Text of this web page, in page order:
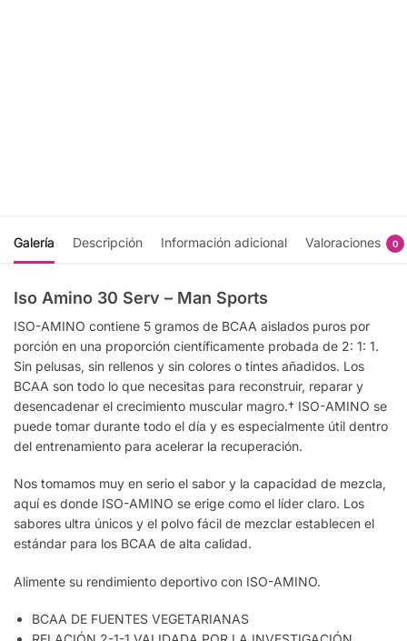
Galería Descripción Información adicional Valoraciones 0
Iso Amino 30 Serv – Man Sports
ISO-AMINO contiene 5 gramos de BCAA aislados puros por
porción en una proporción científicamente probada de 2: 1: 1.
Sin pelusas, sin rellenos y sin colores o tintes añadidos. Los
BCAA son todo lo que necesitas para reconstruir, reparar y
desencadenar el crecimiento muscular magro.† ISO-AMINO se
puede tomar durante todo el día y es especialmente útil dentro
del entrenamiento para acelerar la recuperación.
Nos tomamos muy en serio el sabor y la capacidad de mezcla,
aquí es donde ISO-AMINO se erige como el líder claro. Los
sabores ultra únicos y el polvo fácil de mezclar establecen el
estándar para los BCAA de alta calidad.
Alimente su rendimiento deportivo con ISO-AMINO.
BCAA DE FUENTES VEGETARIANAS